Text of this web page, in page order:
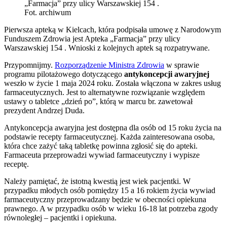
„Farmacja” przy ulicy Warszawskiej 154 .
Fot. archiwum
Pierwsza apteką w Kielcach, która podpisała umowę z Narodowym
Funduszem Zdrowia jest Apteka „Farmacja” przy ulicy
Warszawskiej 154 . Wnioski z kolejnych aptek są rozpatrywane.
Przypomnijmy. Rozporządzenie Ministra Zdrowia w sprawie
programu pilotażowego dotyczącego antykoncepcji awaryjnej
weszło w życie 1 maja 2024 roku. Została włączona w zakres usług
farmaceutycznych. Jest to alternatywne rozwiązanie względem
ustawy o tabletce „dzień po”, którą w marcu br. zawetował
prezydent Andrzej Duda.
Antykoncepcja awaryjna jest dostępna dla osób od 15 roku życia na
podstawie recepty farmaceutycznej. Każda zainteresowana osoba,
która chce zażyć taką tabletkę powinna zgłosić się do apteki.
Farmaceuta przeprowadzi wywiad farmaceutyczny i wypisze
receptę.
Należy pamiętać, że istotną kwestią jest wiek pacjentki. W
przypadku młodych osób pomiędzy 15 a 16 rokiem życia wywiad
farmaceutyczny przeprowadzany będzie w obecności opiekuna
prawnego. A w przypadku osób w wieku 16-18 lat potrzeba zgody
równoległej – pacjentki i opiekuna.